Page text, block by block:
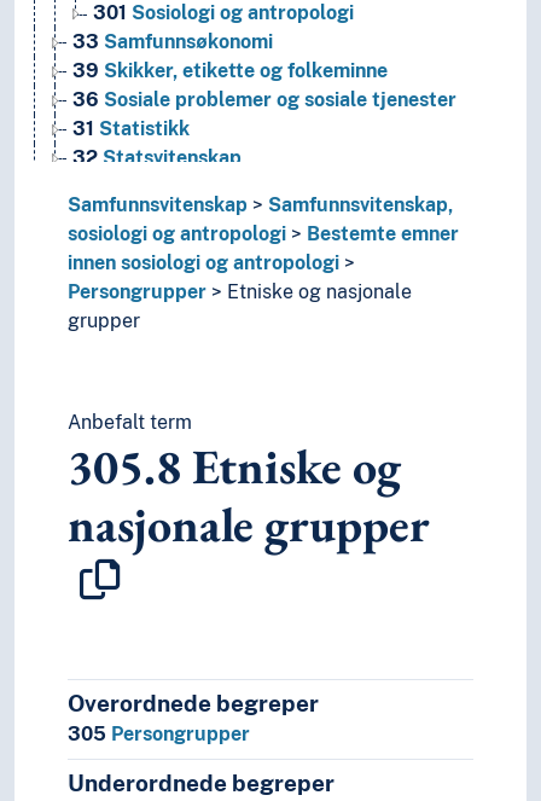
301 Sosiologi og antropologi
33 Samfunnsøkonomi
39 Skikker, etikette og folkeminne
36 Sosiale problemer og sosiale tjenester
31 Statistikk
32 Statsvitenskap
Språk
Teknologi
Samfunnsvitenskap
Samfunnsvitenskap,
sosiologi og antropologi
Bestemte emner
innen sosiologi og antropologi
Persongrupper
Etniske og nasjonale
grupper
Anbefalt term
305.8 Etniske og
nasjonale grupper
Overordnede begreper
305 Persongrupper
Underordnede begreper